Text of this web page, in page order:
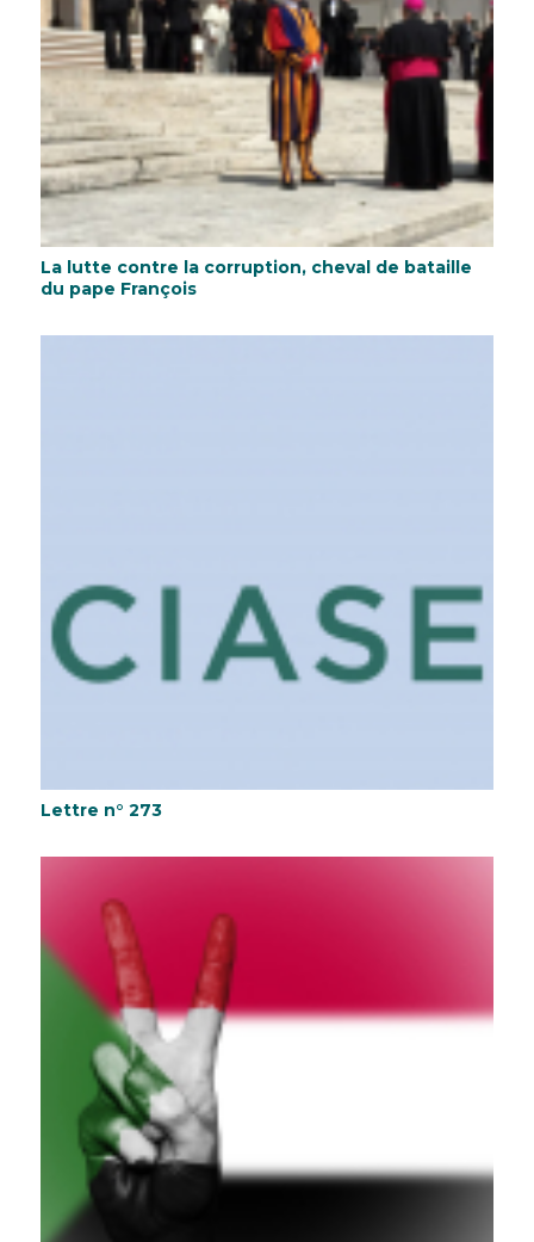
La lutte contre la corruption, cheval de bataille
du pape François
Lettre n° 273